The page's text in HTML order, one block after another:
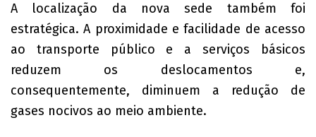
A localização da nova sede também foi
estratégica. A proximidade e facilidade de acesso
ao transporte público e a serviços básicos
reduzem os deslocamentos e,
consequentemente, diminuem a redução de
gases nocivos ao meio ambiente.